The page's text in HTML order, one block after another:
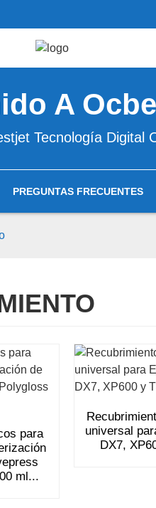
A
Tecnología Digital
PREGUNTAS FRECUENTES
para
ml...
universal
DX7,